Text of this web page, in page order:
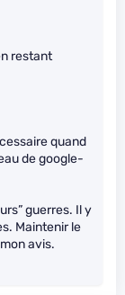
restant
quand
de google-
guerres. Il y
Maintenir le
avis.